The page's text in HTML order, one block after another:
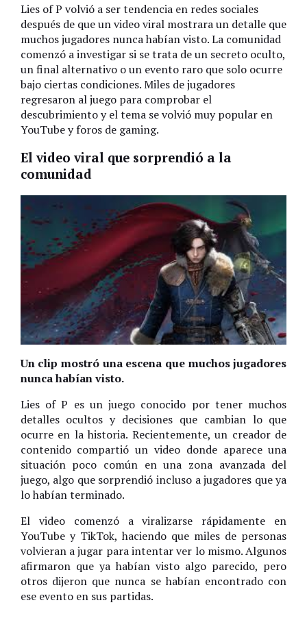
Lies of P volvió a ser tendencia en redes sociales
después de que un video viral mostrara un detalle que
muchos jugadores nunca habían visto. La comunidad
comenzó a investigar si se trata de un secreto oculto,
un final alternativo o un evento raro que solo ocurre
bajo ciertas condiciones. Miles de jugadores
regresaron al juego para comprobar el
descubrimiento y el tema se volvió muy popular en
YouTube y foros de gaming.
El video viral que sorprendió a la
comunidad
Un clip mostró una escena que muchos jugadores
nunca habían visto.
Lies of P es un juego conocido por tener muchos
detalles ocultos y decisiones que cambian lo que
ocurre en la historia. Recientemente, un creador de
contenido compartió un video donde aparece una
situación poco común en una zona avanzada del
juego, algo que sorprendió incluso a jugadores que ya
lo habían terminado.
El video comenzó a viralizarse rápidamente en
YouTube y TikTok, haciendo que miles de personas
volvieran a jugar para intentar ver lo mismo. Algunos
afirmaron que ya habían visto algo parecido, pero
otros dijeron que nunca se habían encontrado con
ese evento en sus partidas.